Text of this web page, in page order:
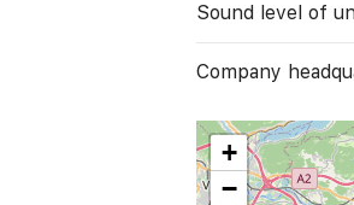
Sound level of
Company
+
−